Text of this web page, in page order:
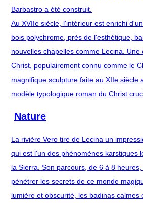
Barbastro a été construit.
Au XVIIe siècle, l'intérieur est enrichi
bois polychrome, près de l'esthétique,
nouvelles chapelles comme Lecina.
Christ, populairement connu comme le
magnifique sculpture faite au XIIe siècle
modèle typologique roman du Christ
Nature
La rivière Vero tire de Lecina un
qui est l'un des phénomènes karstiques
la Sierra. Son parcours, de 6 à 8
pénétrer les secrets de ce monde
lumière et obscurité, les badinas calmes